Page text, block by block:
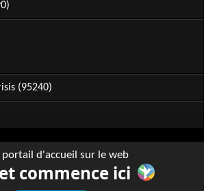
(95240)
d'accueil sur le web
commence ici